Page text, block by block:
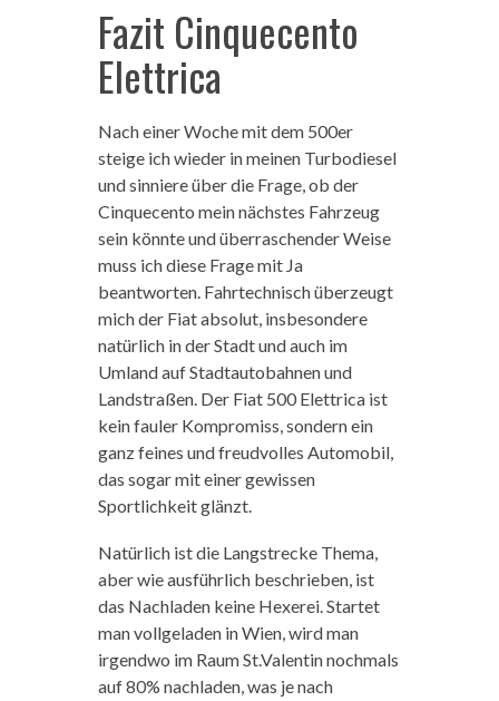
Fazit Cinquecento
Elettrica
Nach einer Woche mit dem 500er
steige ich wieder in meinen Turbodiesel
und sinniere über die Frage, ob der
Cinquecento mein nächstes Fahrzeug
sein könnte und überraschender Weise
muss ich diese Frage mit Ja
beantworten. Fahrtechnisch überzeugt
mich der Fiat absolut, insbesondere
natürlich in der Stadt und auch im
Umland auf Stadtautobahnen und
Landstraßen. Der Fiat 500 Elettrica ist
kein fauler Kompromiss, sondern ein
ganz feines und freudvolles Automobil,
das sogar mit einer gewissen
Sportlichkeit glänzt.
Natürlich ist die Langstrecke Thema,
aber wie ausführlich beschrieben, ist
das Nachladen keine Hexerei. Startet
man vollgeladen in Wien, wird man
irgendwo im Raum St.Valentin nochmals
auf 80% nachladen, was je nach